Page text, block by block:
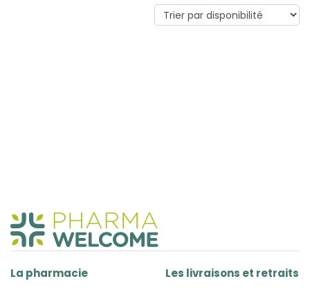
La pharmacie Les livraisons et retraits